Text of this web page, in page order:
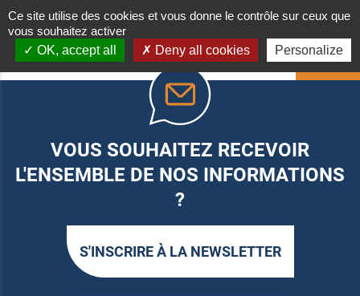
HAUT
VOUS SOUHAITEZ RECEVOIR
L'ENSEMBLE DE NOS INFORMATIONS
?
S'INSCRIRE À LA NEWSLETTER
Ce site utilise des cookies et vous donne le contrôle sur ceux que
vous souhaitez activer
OK, accept all
Deny all cookies Personalize